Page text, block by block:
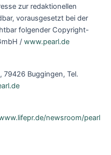
zur redaktionellen
vorausgesetzt bei der
folgender Copyright-
/ www.pearl.de
79426 Buggingen, Tel.
newsroom/pearl